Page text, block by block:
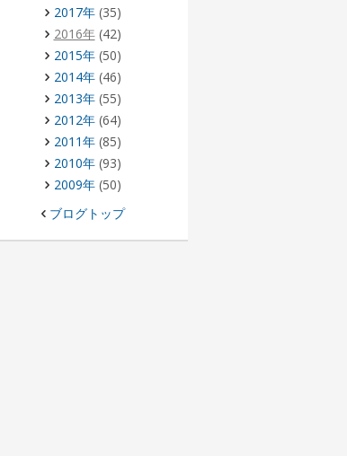
2017年(35)
2016年(42)
2015年(50)
2014年(46)
2013年(55)
2012年(64)
2011年(85)
2010年(93)
2009年(50)
ブログトップ